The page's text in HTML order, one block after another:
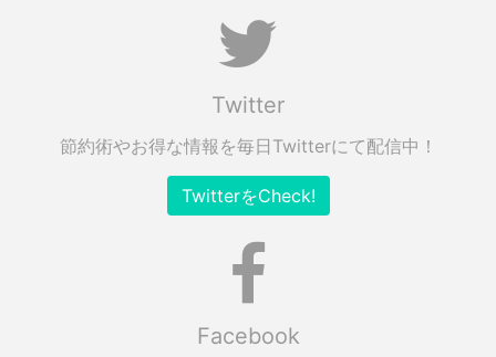
Twitter
節約術やお得な情報を毎日Twitterにて配信中！
TwitterをCheck!
Facebook